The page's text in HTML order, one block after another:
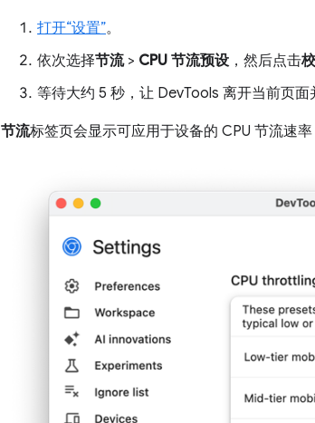
打开“设置”。
依次选择节流> CPU 节流预设 ，然后点击
等待大约 5 秒，让 DevTools 离开当前页面
节流标签页会显示可应用于设备的 CPU 节流速